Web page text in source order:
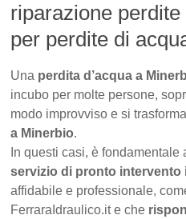
riparazione
per perdite di
Una perdita d’acqua a
incubo per molte persone,
modo improvviso e si
a Minerbio.
In questi casi, è
servizio di pronto intervento
affidabile e professionale,
FerraraIdraulico.it e che